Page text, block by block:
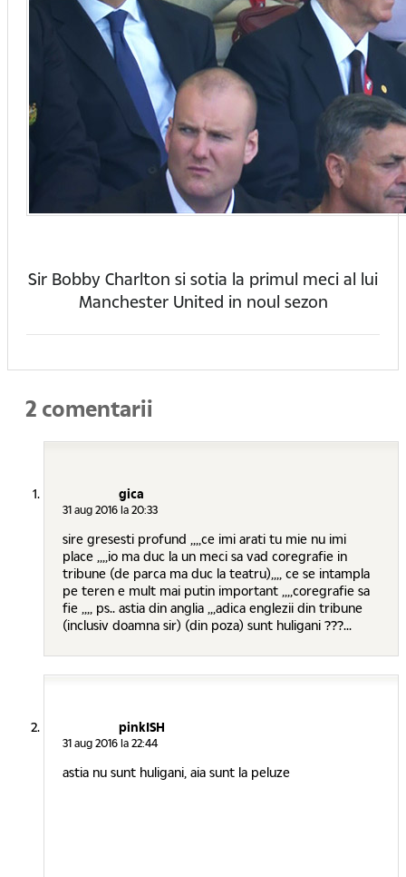
Sir Bobby Charlton si sotia la primul meci al lui
Manchester United in noul sezon
2 comentarii
gica
31 aug 2016 la 20:33
sire gresesti profund ,,,,ce imi arati tu mie nu imi
place ,,,,io ma duc la un meci sa vad coregrafie in
tribune (de parca ma duc la teatru),,,, ce se intampla
pe teren e mult mai putin important ,,,,coregrafie sa
fie ,,,, ps.. astia din anglia ,,,adica englezii din tribune
(inclusiv doamna sir) (din poza) sunt huligani ???...
pinkISH
31 aug 2016 la 22:44
astia nu sunt huligani, aia sunt la peluze